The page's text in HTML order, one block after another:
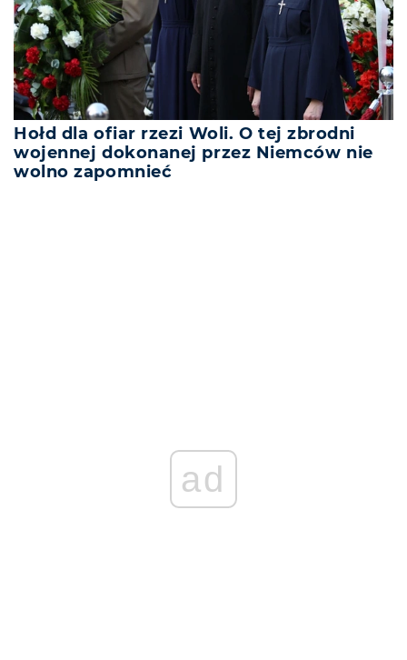
Hołd dla ofiar rzezi Woli. O tej zbrodni
wojennej dokonanej przez Niemców nie
wolno zapomnieć